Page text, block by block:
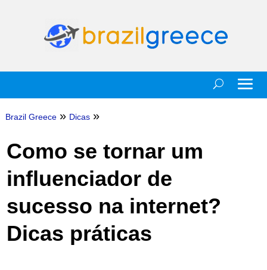
Brazil Greece » Dicas »
Como se tornar um
influenciador de
sucesso na internet?
Dicas práticas